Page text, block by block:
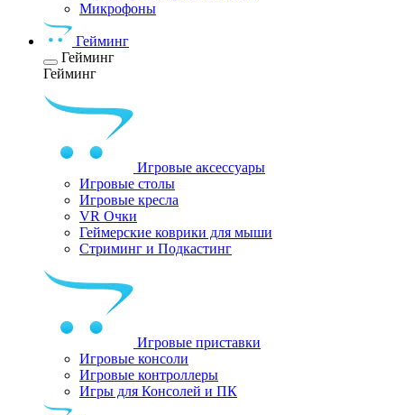
Микрофоны
Гейминг
Гейминг
Гейминг
Игровые аксессуары
Игровые столы
Игровые кресла
VR Очки
Геймерские коврики для мыши
Стриминг и Подкастинг
Игровые приставки
Игровые консоли
Игровые контроллеры
Игры для Консолей и ПК